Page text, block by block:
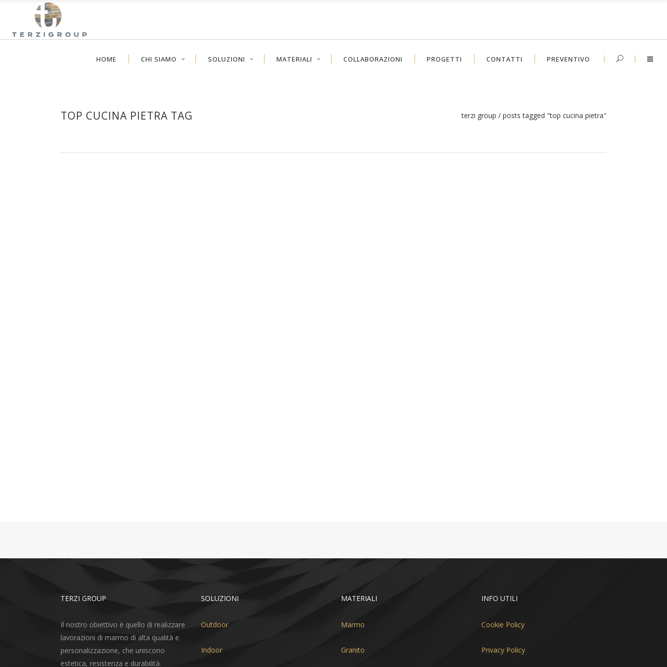
HOME CHI SIAMO SOLUZIONI MATERIALI COLLABORAZIONI PROGETTI CONTATTI PREVENTIVO
TOP CUCINA PIETRA TAG terzi group / posts tagged "top cucina pietra"
TERZI GROUP
Il nostro obiettivo è quello di realizzare
lavorazioni di marmo di alta qualità e
personalizzazione, che uniscono
estetica, resistenza e durabilità.
SOLUZIONI
Outdoor
Indoor
MATERIALI
Marmo
Granito
INFO UTILI
Cookie Policy
Privacy Policy